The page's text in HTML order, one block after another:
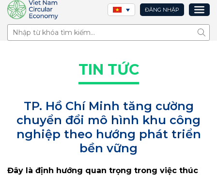
ĐĂNG NHẬP
Tìm
TIN TỨC
TP. Hồ Chí Minh tăng cường
chuyển đổi mô hình khu công
nghiệp theo hướng phát triển
bền vững
Đây là định hướng quan trọng trong việc thúc